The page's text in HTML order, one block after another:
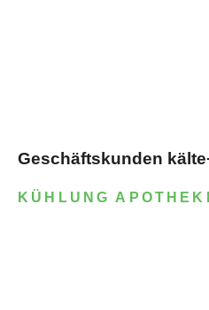
Geschäftskunden
KÜHLUNG